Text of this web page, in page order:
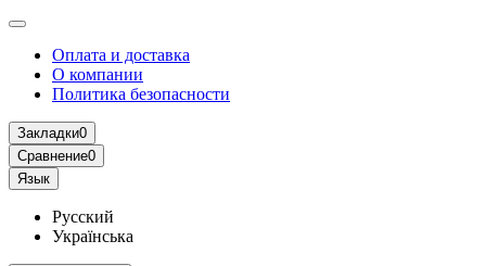
Оплата и доставка
О компании
Политика безопасности
Закладки0
Сравнение0
Язык
Русский
Українська